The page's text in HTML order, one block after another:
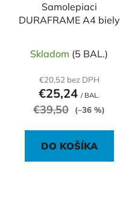
Samolepiaci
DURAFRAME A4 biely
Skladom (5 BAL.)
€20,52 bez DPH
€25,24 / BAL.
€39,50 (–36 %)
DO KOŠÍKA